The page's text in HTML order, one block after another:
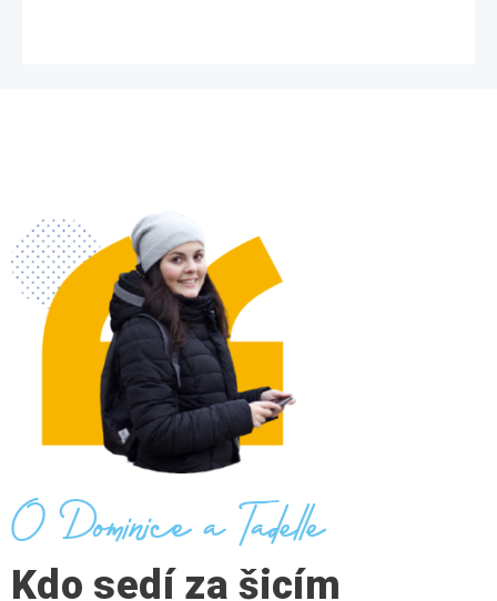
O Dominice a Tadelle
Kdo sedí za šicím